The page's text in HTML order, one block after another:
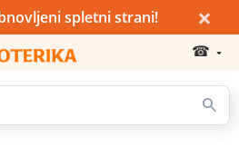
spletni strani! ×
☎